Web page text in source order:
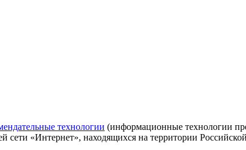
технологии (информационные технологии
сети «Интернет», находящихся на территории